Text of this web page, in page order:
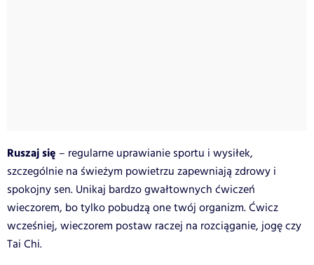
Ruszaj się – regularne uprawianie sportu i wysiłek,
szczególnie na świeżym powietrzu zapewniają zdrowy i
spokojny sen. Unikaj bardzo gwałtownych ćwiczeń
wieczorem, bo tylko pobudzą one twój organizm. Ćwicz
wcześniej, wieczorem postaw raczej na rozciąganie, jogę czy
Tai Chi.